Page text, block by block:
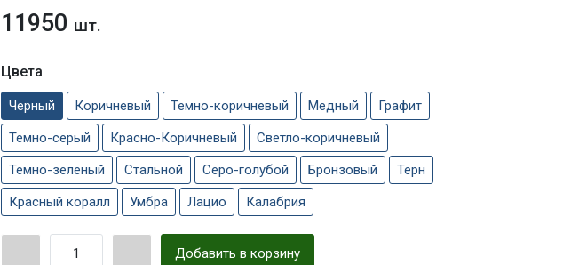
11950 шт.
Цвета
Черный Коричневый Темно-коричневый Медный Графит
Темно-серый Красно-Коричневый Светло-коричневый
Темно-зеленый Стальной Серо-голубой Бронзовый Терн
Красный коралл Умбра Лацио Калабрия
Добавить в корзину